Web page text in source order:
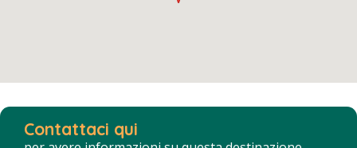
Contattaci qui